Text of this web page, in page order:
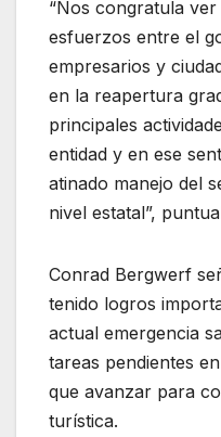
“Nos congratula
esfuerzos entre el
empresarios y
en la reapertura
principales
entidad y en ese
atinado manejo del
nivel estatal”,
Conrad Bergwerf
tenido logros
actual emergencia
tareas pendientes
que avanzar para
turística.